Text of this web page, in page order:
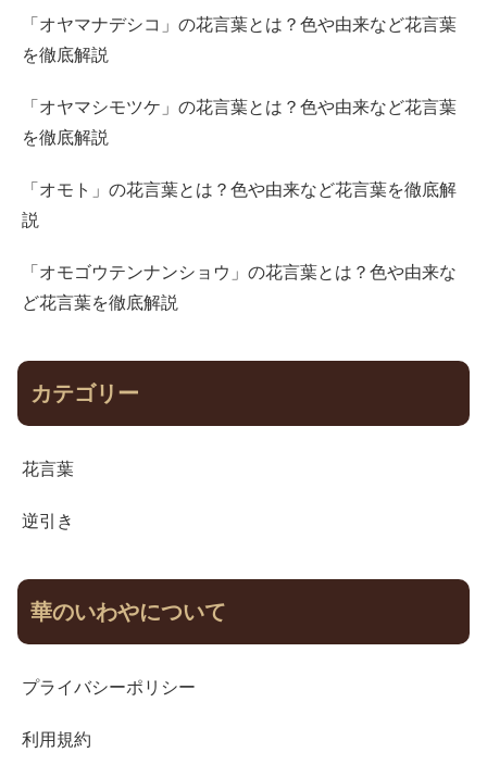
「オヤマナデシコ」の花言葉とは？色や由来など花言葉
を徹底解説
「オヤマシモツケ」の花言葉とは？色や由来など花言葉
を徹底解説
「オモト」の花言葉とは？色や由来など花言葉を徹底解
説
「オモゴウテンナンショウ」の花言葉とは？色や由来な
ど花言葉を徹底解説
カテゴリー
花言葉
逆引き
華のいわやについて
プライバシーポリシー
利用規約